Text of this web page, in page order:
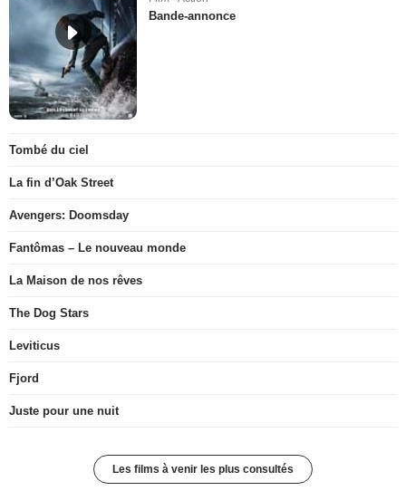
Bande-annonce
Tombé du ciel
La fin d’Oak Street
Avengers: Doomsday
Fantômas – Le nouveau monde
La Maison de nos rêves
The Dog Stars
Leviticus
Fjord
Juste pour une nuit
Les films à venir les plus consultés